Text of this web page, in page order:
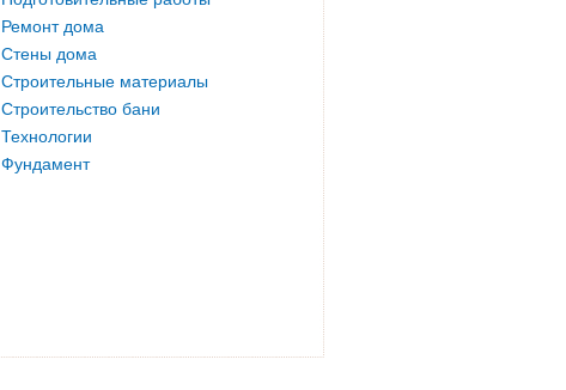
Ремонт дома
Стены дома
Строительные материалы
Строительство бани
Технологии
Фундамент